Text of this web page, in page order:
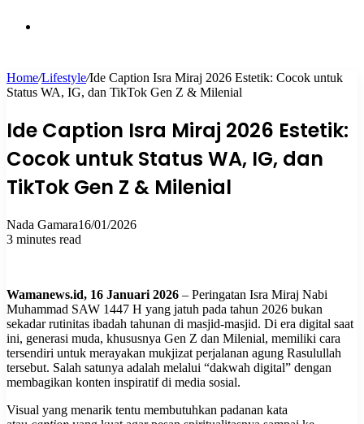
for
Home/Lifestyle/Ide Caption Isra Miraj 2026 Estetik: Cocok untuk
Status WA, IG, dan TikTok Gen Z & Milenial
Ide Caption Isra Miraj 2026 Estetik:
Cocok untuk Status WA, IG, dan
TikTok Gen Z & Milenial
Nada Gamara16/01/2026
3 minutes read
Wamanews.id, 16 Januari 2026 – Peringatan Isra Miraj Nabi
Muhammad SAW 1447 H yang jatuh pada tahun 2026 bukan
sekadar rutinitas ibadah tahunan di masjid-masjid. Di era digital saat
ini, generasi muda, khususnya Gen Z dan Milenial, memiliki cara
tersendiri untuk merayakan mukjizat perjalanan agung Rasulullah
tersebut. Salah satunya adalah melalui “dakwah digital” dengan
membagikan konten inspiratif di media sosial.
Visual yang menarik tentu membutuhkan padanan kata